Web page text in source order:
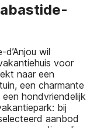
wil
voor
naar een
een charmante
hondvriendelijk
bij
aanbod